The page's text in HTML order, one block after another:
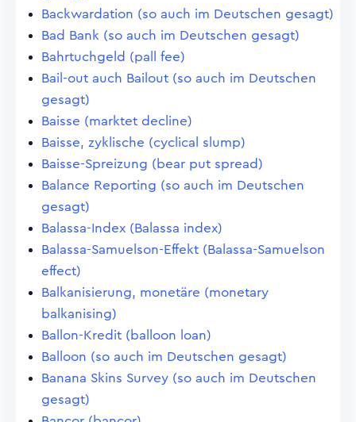
Backwardation (so auch im Deutschen gesagt)
Bad Bank (so auch im Deutschen gesagt)
Bahrtuchgeld (pall fee)
Bail-out auch Bailout (so auch im Deutschen
gesagt)
Baisse (marktet decline)
Baisse, zyklische (cyclical slump)
Baisse-Spreizung (bear put spread)
Balance Reporting (so auch im Deutschen
gesagt)
Balassa-Index (Balassa index)
Balassa-Samuelson-Effekt (Balassa-Samuelson
effect)
Balkanisierung, monetäre (monetary
balkanising)
Ballon-Kredit (balloon loan)
Balloon (so auch im Deutschen gesagt)
Banana Skins Survey (so auch im Deutschen
gesagt)